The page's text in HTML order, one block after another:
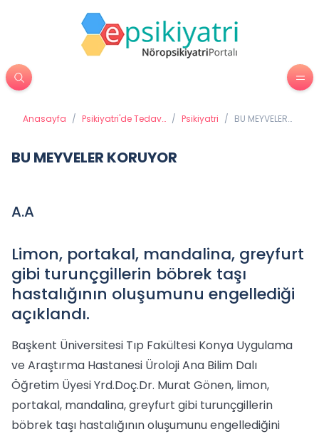
Anasayfa / Psikiyatri'de Tedavi
/ Psikiyatri / BU MEYVELER
BU MEYVELER KORUYOR
A.A
Limon, portakal, mandalina, greyfurt
gibi turunçgillerin böbrek taşı
hastalığının oluşumunu engellediği
açıklandı.
Başkent Üniversitesi Tıp Fakültesi Konya Uygulama
ve Araştırma Hastanesi Üroloji Ana Bilim Dalı
Öğretim Üyesi Yrd.Doç.Dr. Murat Gönen, limon,
portakal, mandalina, greyfurt gibi turunçgillerin
böbrek taşı hastalığının oluşumunu engellediğini